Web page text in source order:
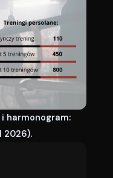
harmonogram:
2026).